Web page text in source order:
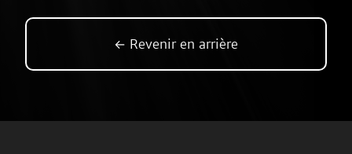
← Revenir en arrière